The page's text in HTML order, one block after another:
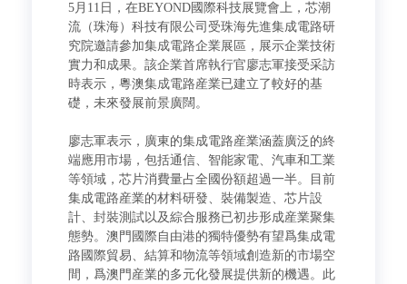
5月11日，在BEYOND國際科技展覽會上，芯潮
流（珠海）科技有限公司受珠海先進集成電路研
究院邀請參加集成電路企業展區，展示企業技術
實力和成果。該企業首席執行官廖志軍接受采訪
時表示，粵澳集成電路産業已建立了較好的基
礎，未來發展前景廣闊。
廖志軍表示，廣東的集成電路産業涵蓋廣泛的終
端應用市場，包括通信、智能家電、汽車和工業
等領域，芯片消費量占全國份額超過一半。目前
集成電路産業的材料研發、裝備製造、芯片設
計、封裝測試以及綜合服務已初步形成産業聚集
態勢。澳門國際自由港的獨特優勢有望爲集成電
路國際貿易、結算和物流等領域創造新的市場空
間，爲澳門産業的多元化發展提供新的機遇。此